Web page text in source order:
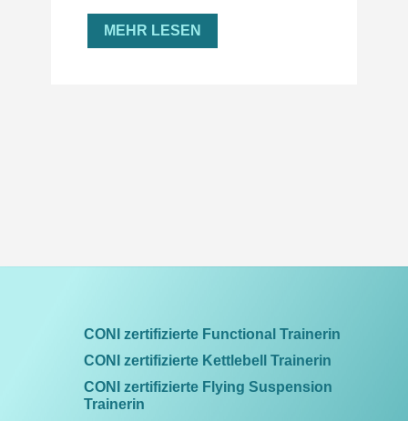
MEHR LESEN
CONI zertifizierte Functional Trainerin
CONI zertifizierte Kettlebell Trainerin
CONI zertifizierte Flying Suspension
Trainerin